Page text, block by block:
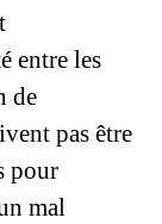
entre les
de
pas être
pour
mal